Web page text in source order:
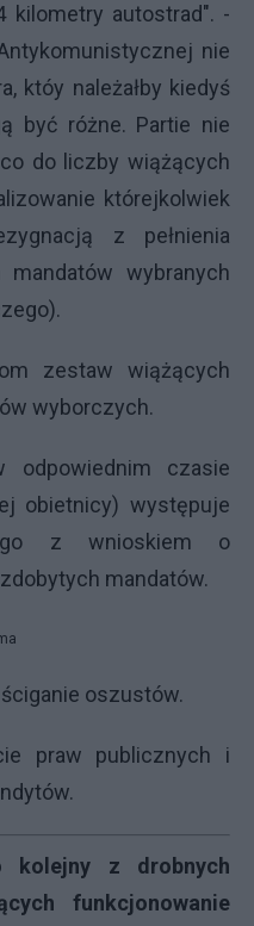
kilometry autostrad". -
nie
któy należałby kiedyś
być różne. Partie nie
do liczby wiążących
którejkolwiek
z pełnienia
wybranych
zestaw wiążących
wyborczych.
czasie
obietnicy) występuje
z wnioskiem o
mandatów.
oszustów.
praw publicznych i
kolejny z drobnych
funkcjonowanie